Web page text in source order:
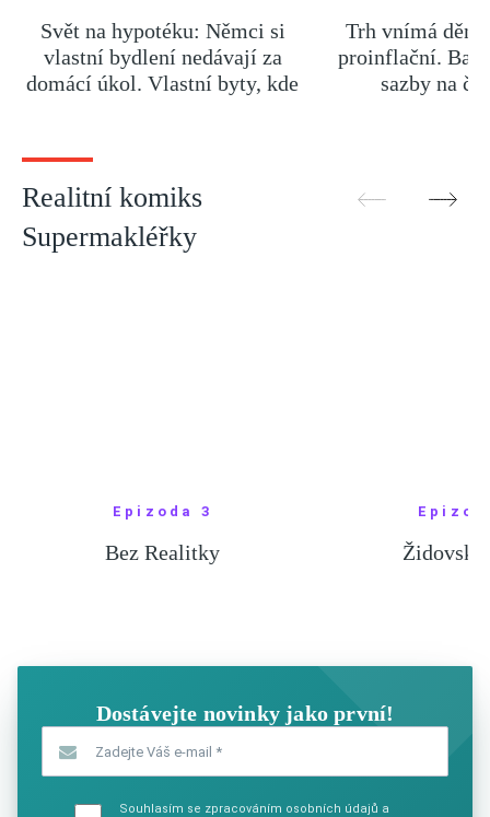
Svět na hypotéku: Němci si
vlastní bydlení nedávají za
domácí úkol. Vlastní byty, kde
Trh vnímá dění
proinflační.
sazby na
Realitní komiks
Supermakléřky
Epizoda 3
Bez Realitky Židovské
Dostávejte novinky jako první!
Souhlasím se zpracováním osobních údajů a